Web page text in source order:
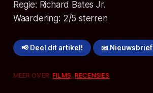
Regie: Richard Bates Jr.
Waardering: 2/5 sterren
📢 Deel dit artikel! 📧 Nieuwsbrief
MEER OVER:FILMS,RECENSIES